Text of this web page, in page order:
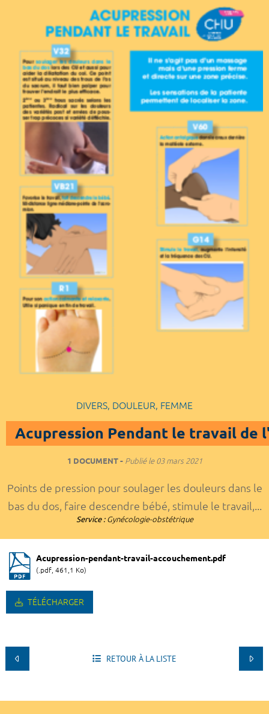
DIVERS, DOULEUR, FEMME
Acupression Pendant le travail de
1 DOCUMENT Publié le03 mars 2021
Points de pression pour soulager les douleurs dans le
bas du dos, faire descendre bébé, stimule le travail,...
Service : Gynécologie-obstétrique
Acupression-pendant-travail-accouchement.pdf
(.pdf, 461,1 Ko)
TÉLÉCHARGER
RETOUR À LA LISTE